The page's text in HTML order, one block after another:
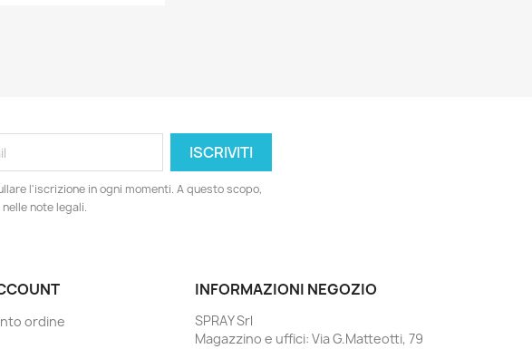
l'iscrizione in ogni momenti. A questo scopo,
note legali.
ordine
INFORMAZIONI NEGOZIO
SPRAY Srl
Magazzino e uffici: Via G.Matteotti, 79